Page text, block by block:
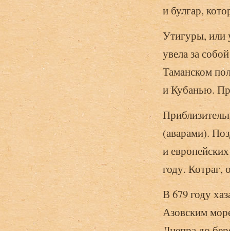
и булгар,
Утигуры, или
увела за
Таманском
и Кубанью.
(аварами).
и
году. Котраг,
В 679 году
Азовским